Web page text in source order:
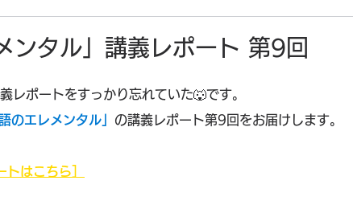
ンタル」講義レポート 第9回
義レポートをすっかり忘れていた🐺です。
語のエレメンタル」 の講義レポート第9回をお届けします。
トはこちら］